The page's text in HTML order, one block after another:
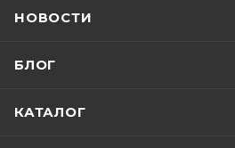
НОВОСТИ
БЛОГ
КАТАЛОГ